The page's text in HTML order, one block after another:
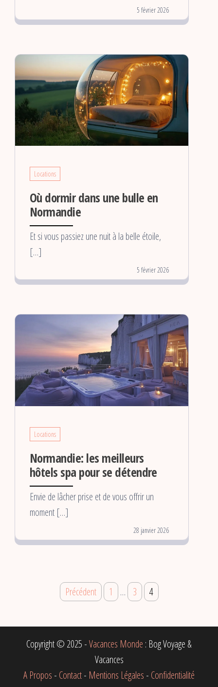
5 février 2026
Locations
Où dormir dans une bulle en
Normandie
Et si vous passiez une nuit à la belle étoile,
[…]
5 février 2026
Locations
Normandie: les meilleurs
hôtels spa pour se détendre
Envie de lâcher prise et de vous offrir un
moment […]
28 janvier 2026
Pagination
publications
Précédent 1 … 3 4
Copyright © 2025 -Vacances Monde : Bog Voyage &
Vacances
A Propos - Contact- Mentions Légales - Confidentialité